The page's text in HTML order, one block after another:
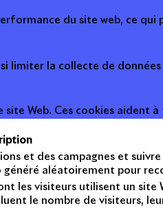
du site web, ce
limiter la collecte de
Web. Ces cookies aident
et des campagnes et
aléatoirement pour
les visiteurs utilisent un
le nombre de visiteurs,